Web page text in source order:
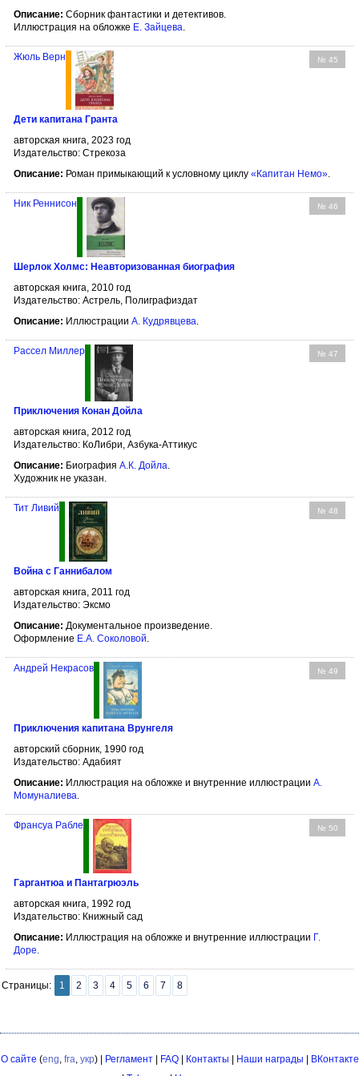
Описание: Сборник фантастики и детективов.
Иллюстрация на обложке Е. Зайцева
№ 45
Жюль Верн
Дети капитана Гранта
авторская книга, 2023 год
Издательство: Стрекоза
Описание: Роман примыкающий к условному циклу «Капитан Немо».
№ 46
Ник Реннисон
Шерлок Холмс: Неавторизованная биография
авторская книга, 2010 год
Издательство: Астрель, Полиграфиздат
Описание: Иллюстрации А. Кудрявцева.
№ 47
Рассел Миллер
Приключения Конан Дойла
авторская книга, 2012 год
Издательство: КоЛибри, Азбука-Аттикус
Описание: Биография А.К. Дойла
Художник не указан.
№ 48
Тит Ливий
Война с Ганнибалом
авторская книга, 2011 год
Издательство: Эксмо
Описание: Документальное произведение.
Оформление Е.А. Соколовой.
№ 49
Андрей Некрасов
Приключения капитана Врунгеля
авторский сборник, 1990 год
Издательство: Адабият
Описание: Иллюстрация на обложке и внутренние иллюстрации А.
Момуналиева.
№ 50
Франсуа Рабле
Гаргантюа и Пантагрюэль
авторская книга, 1992 год
Издательство: Книжный сад
Описание: Иллюстрация на обложке и внутренние иллюстрации Г.
Доре.
Страницы: 1 2 3 4 5 6 7 8
О сайте (eng, fra, укр) | Регламент| FAQ| Контакты Наши награды
ВКонтакте